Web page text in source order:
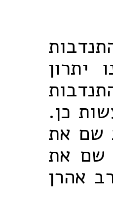
יתרון
כן.
שם את
שם את
אהרן